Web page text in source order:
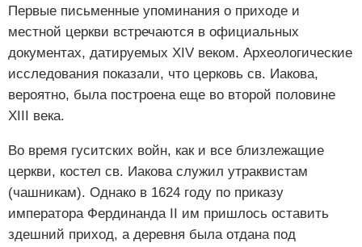
Первые письменные упоминания о приходе и
местной церкви встречаются в официальных
документах, датируемых XIV веком. Археологические
исследования показали, что церковь св. Иакова,
вероятно, была построена еще во второй половине
XIII века.
Во время гуситских войн, как и все близлежащие
церкви, костел св. Иакова служил утраквистам
(чашникам). Однако в 1624 году по приказу
императора Фердинанда II им пришлось оставить
здешний приход, а деревня была отдана под